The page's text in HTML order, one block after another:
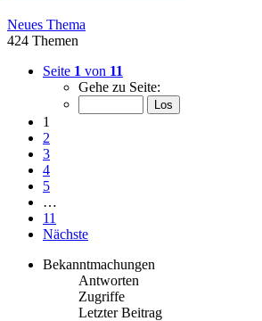
Neues Thema
424 Themen
Seite 1 von 11
Gehe zu Seite:
1
2
3
4
5
…
11
Nächste
Bekanntmachungen
Antworten
Zugriffe
Letzter Beitrag